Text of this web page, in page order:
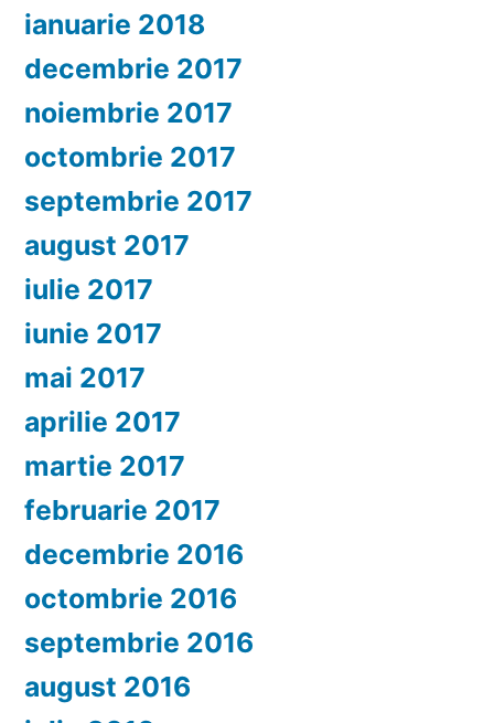
ianuarie 2018
decembrie 2017
noiembrie 2017
octombrie 2017
septembrie 2017
august 2017
iulie 2017
iunie 2017
mai 2017
aprilie 2017
martie 2017
februarie 2017
decembrie 2016
octombrie 2016
septembrie 2016
august 2016